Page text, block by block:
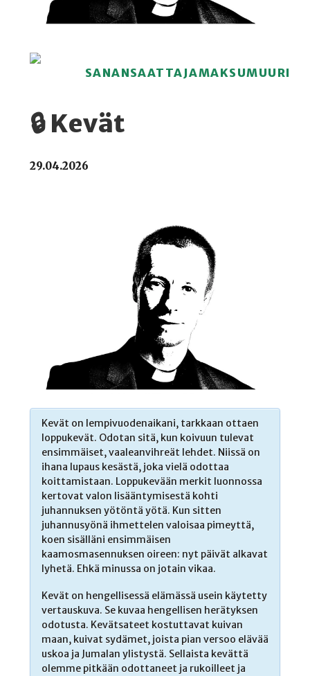
SANANSAATTAJAMAKSUMUURI
🔒 Kevät
29.04.2026
Kevät on lempivuodenaikani, tarkkaan ottaen
loppukevät. Odotan sitä, kun koivuun tulevat
ensimmäiset, vaaleanvihreät lehdet. Niissä on
ihana lupaus kesästä, joka vielä odottaa
koittamistaan. Loppukevään merkit luonnossa
kertovat valon lisääntymisestä kohti
juhannuksen yötöntä yötä. Kun sitten
juhannusyönä ihmettelen valoisaa pimeyttä,
koen sisälläni ensimmäisen
kaamosmasennuksen oireen: nyt päivät alkavat
lyhetä. Ehkä minussa on jotain vikaa.
Kevät on hengellisessä elämässä usein käytetty
vertauskuva. Se kuvaa hengellisen herätyksen
odotusta. Kevätsateet kostuttavat kuivan
maan, kuivat sydämet, joista pian versoo elävää
uskoa ja Jumalan ylistystä. Sellaista kevättä
olemme pitkään odottaneet ja rukoilleet ja